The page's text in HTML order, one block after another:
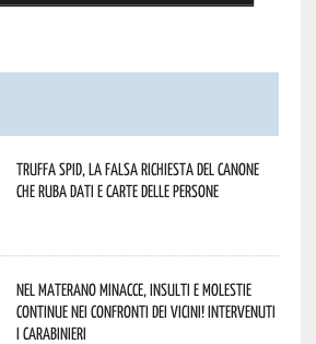
Truffa Spid, la falsa richiesta del canone
che ruba dati e carte delle persone
Nel materano minacce, insulti e molestie
continue nei confronti dei vicini! Intervenuti
i Carabinieri